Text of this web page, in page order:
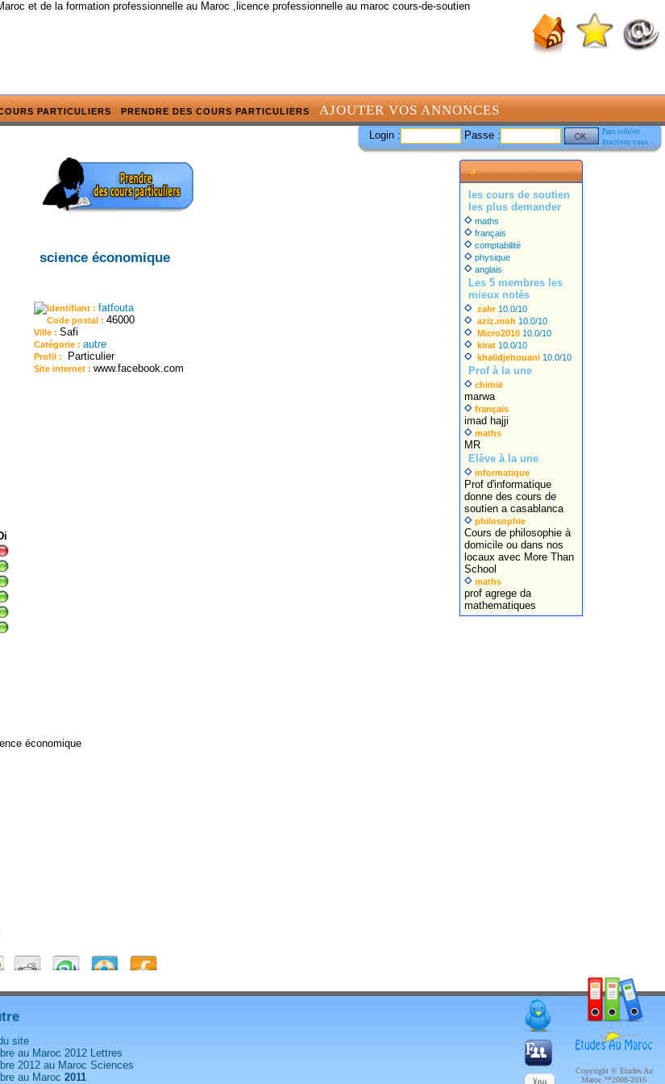
et de la formation professionnelle au Maroc ,licence professionnelle au maroc cours-de-soutien
PARTICULIERS PRENDRE DES COURS PARTICULIERS AJOUTER VOS ANNONCES
Login : Passe :
Pass oublier
Inscrivez-vous
science économique
Identifiant :fatfouta
Code postal :46000
Ville :Safi
Catégorie :autre
Profil : Particulier
Site internet :www.facebook.com
économique
les cours de soutien
les plus demander
maths
français
comptabilité
physique
anglais
Les 5 membres les
mieux notés
zahr 10.0/10
aziz.moh 10.0/10
Micro2010 10.0/10
kirat 10.0/10
khalidjehouani 10.0/10
Prof à la une
chimie
marwa
français
imad hajji
maths
MR
Elève à la une
informatique
Prof d'informatique
donne des cours de
soutien a casablanca
philosophie
Cours de philosophie à
domicile ou dans nos
locaux avec More Than
School
maths
prof agrege da
mathematiques
Copyright © Etudes Au
Maroc ™2008-2016
site
au Maroc 2012 Lettres
2012 au Maroc Sciences
au Maroc 2011